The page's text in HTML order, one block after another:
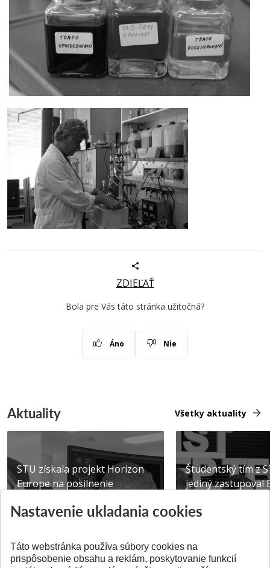
ZDIEĽAŤ
Bola pre Vás táto stránka užitočná?
Áno Nie
Aktuality Všetky aktuality
STU získala projekt Horizon
Europe na posilnenie
Publikované 31.07.2026
Študentský tím z
jediný zastupoval
Publikované
Nastavenie ukladania cookies
Táto webstránka používa súbory cookies na
prispôsobenie obsahu a reklám, poskytovanie funkcií